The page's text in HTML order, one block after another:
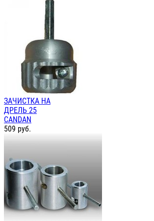
ЗАЧИСТКА НА
ДРЕЛЬ 25
CANDAN
509 руб.